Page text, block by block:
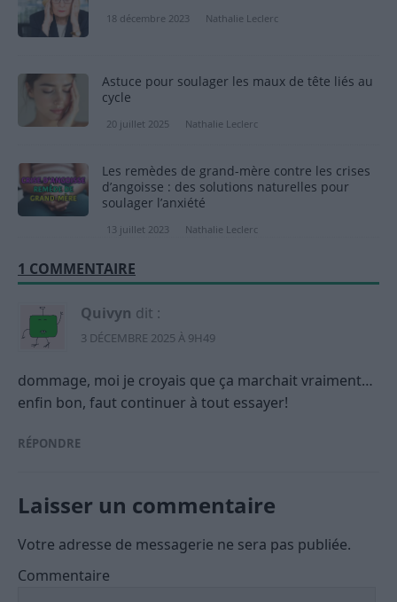
18 décembre 2023 Nathalie Leclerc
Astuce pour soulager les maux de tête liés au
cycle
20 juillet 2025 Nathalie Leclerc
Les remèdes de grand-mère contre les crises
d’angoisse : des solutions naturelles pour
soulager l’anxiété
13 juillet 2023 Nathalie Leclerc
1 COMMENTAIRE
Quivyn dit :
3 DÉCEMBRE 2025 À 9H49
dommage, moi je croyais que ça marchait vraiment…
enfin bon, faut continuer à tout essayer!
RÉPONDRE
Laisser un commentaire
Votre adresse de messagerie ne sera pas publiée.
Commentaire